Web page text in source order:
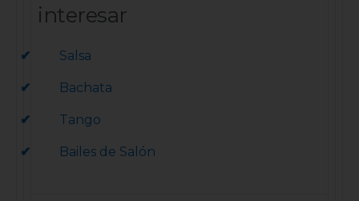
interesar
Salsa
Bachata
Tango
Bailes de Salón